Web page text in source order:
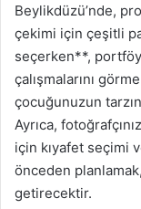
Beylikdüzü’nde,
çekimi için çeşitli
seçerken**,
çalışmalarını
çocuğunuzun
Ayrıca,
için kıyafet seçimi
önceden
getirecektir.